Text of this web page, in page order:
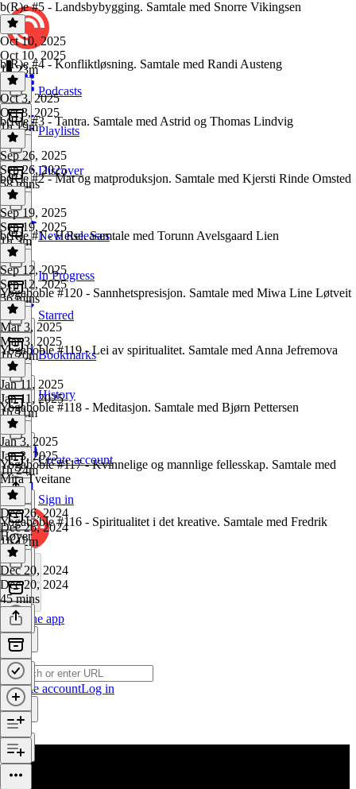
Podcasts
Playlists
Discover
New Releases
In Progress
Starred
Bookmarks
History
Create account
Sign in
Get the app
Create accountLog in
b(R)e #5 - Landsbybygging. Samtale med Snorre Vikingsen
Oct 10, 2025
Oct 10, 2025
1h 23m
b(R)e #4 - Konfliktløsning. Samtale med Randi Austeng
Oct 3, 2025
Oct 3, 2025
1h 19m
b(R)e #3 - Tantra. Samtale med Astrid og Thomas Lindvig
Sep 26, 2025
Sep 26, 2025
58 mins
b(R)e #2 - Mat og matproduksjon. Samtale med Kjersti Rinde Omsted
Sep 19, 2025
Sep 19, 2025
1h 3m
b(R)e #1 - Helse. Samtale med Torunn Avelsgaard Lien
Sep 12, 2025
Sep 12, 2025
56 mins
Yogaboble #120 - Sannhetspresisjon. Samtale med Miwa Line Løtveit
Mar 3, 2025
Mar 3, 2025
1h 20m
Yogaboble #119 - Lei av spiritualitet. Samtale med Anna Jefremova
Jan 11, 2025
Jan 11, 2025
1h 11m
Yogaboble #118 - Meditasjon. Samtale med Bjørn Pettersen
Jan 3, 2025
Jan 3, 2025
1h 24m
Yogaboble #117 - Kvinnelige og mannlige fellesskap. Samtale med
Mira Tveitane
Dec 26, 2024
Dec 26, 2024
1h 12m
Yogaboble #116 - Spiritualitet i det kreative. Samtale med Fredrik
Høyer
Dec 20, 2024
Dec 20, 2024
45 mins